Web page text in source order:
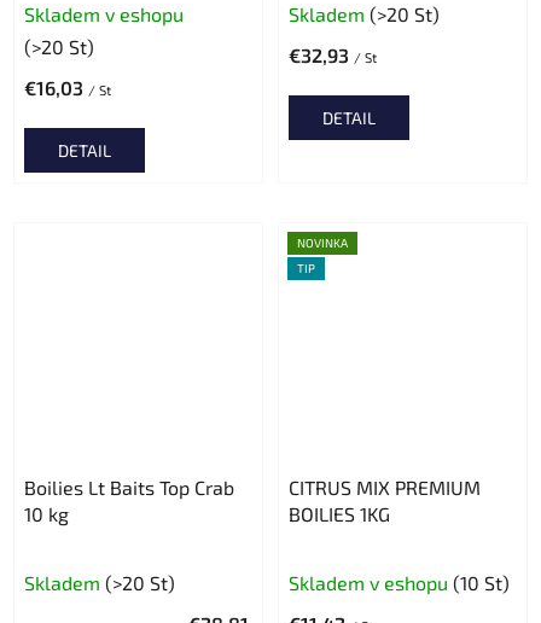
durchschnittliche
Produktbewertung
5,0
Skladem v eshopu
(>20 St)
€16,03 / St
DETAIL
Skladem (>20 St)
€32,93 / St
DETAIL
Boilies Lt Baits Top Crab
10 kg
Skladem (>20 St)
NOVINKA
TIP
CITRUS MIX PREMIUM
BOILIES 1KG
Skladem v eshopu (10 St)